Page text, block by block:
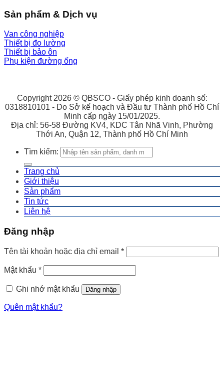
Sản phẩm & Dịch vụ
Van công nghiệp
Thiết bị đo lường
Thiết bị bảo ôn
Phụ kiện đường ống
Copyright 2026 © QBSCO - Giấy phép kinh doanh số:
0318810101 - Do Sở kế hoạch và Đầu tư Thành phố Hồ Chí
Minh cấp ngày 15/01/2025.
Địa chỉ: 56-58 Đường KV4, KDC Tân Nhã Vinh, Phường
Thới An, Quận 12, Thành phố Hồ Chí Minh
Tìm kiếm:
Trang chủ
Giới thiệu
Sản phẩm
Tin tức
Liên hệ
Đăng nhập
Tên tài khoản hoặc địa chỉ email *
Mật khẩu *
Ghi nhớ mật khẩu Đăng nhập
Quên mật khẩu?